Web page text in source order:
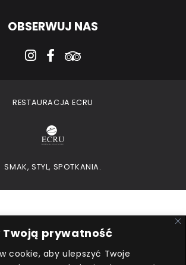
Twoją prywatność
cookie, aby ulepszyć Twoje
OBSERWUJ NAS
instagram
facebook-f
tripadvisor
RESTAURACJA ECRU
SMAK, STYL, SPOTKANIA.